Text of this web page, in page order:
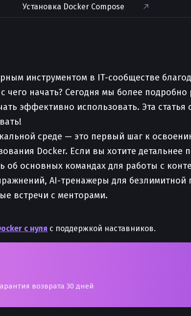
Установка Docker Compose
инструментом в IT-сообществе
начать? Сегодня мы более
эффективно использовать. Эта
среде — это первый шаг к
Docker. Если вы хотите
об основных командах для работы с
AI-тренажеры для
встречи с менторами.
с нуля с поддержкой наставников.
возврата 30 дней